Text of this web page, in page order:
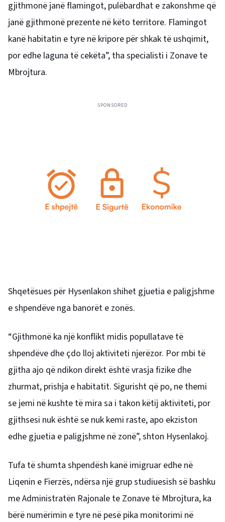
gjithmonë janë flamingot, pulëbardhat e zakonshme që
janë gjithmonë prezente në këto territore. Flamingot
kanë habitatin e tyre në kripore për shkak të ushqimit,
por edhe laguna të cekëta”, tha specialisti i Zonave te
Mbrojtura.
SPONSORED
Shqetësues për Hysenlakon shihet gjuetia e paligjshme
e shpendëve nga banorët e zonës.
“Gjithmonë ka një konflikt midis popullatave të
shpendëve dhe çdo lloj aktiviteti njerëzor. Por mbi të
gjitha ajo që ndikon direkt është vrasja fizike dhe
zhurmat, prishja e habitatit. Sigurisht që po, ne themi
se jemi në kushte të mira sa i takon këtij aktiviteti, por
gjithsesi nuk është se nuk kemi raste, apo ekziston
edhe gjuetia e paligjshme në zonë”, shton Hysenlakoj.
Tufa të shumta shpendësh kanë imigruar edhe në
Liqenin e Fierzës, ndërsa një grup studiuesish së bashku
me Administratën Rajonale te Zonave të Mbrojtura, ka
bërë numërimin e tyre në pesë pika monitorimi në